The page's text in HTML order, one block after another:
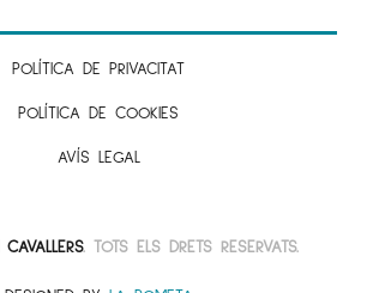
POLÍTICA DE PRIVACITAT
POLÍTICA DE COOKIES
AVÍS LEGAL
. TOTS ELS DRETS RESERVATS.